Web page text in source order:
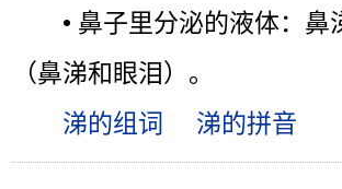
• 鼻子里分泌的液体：鼻
（鼻涕和眼泪）。
涕的组词
涕的拼音